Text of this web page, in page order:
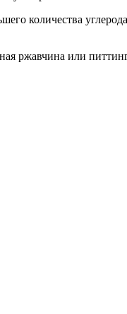
количества
ржавчина или